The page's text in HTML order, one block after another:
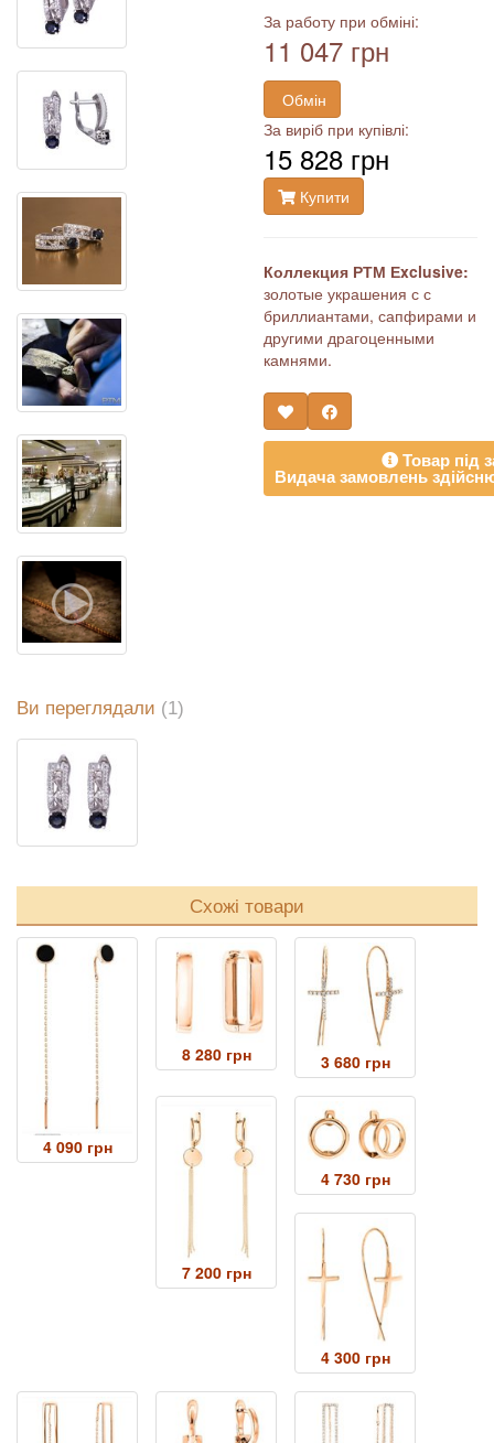
За работу при обміні:
11 047 грн
Обмін
За виріб при купівлі:
15 828 грн
Купити
Коллекция РТМ Еxclusive:
золотые украшения с с
бриллиантами, сапфирами и
другими драгоценными
камнями.
Товар під
Видача замовлень
Ви переглядали (1)
Схожі товари
4 090 грн
8 280 грн 3 680 грн
7 200 грн
4 730 грн
4 300 грн